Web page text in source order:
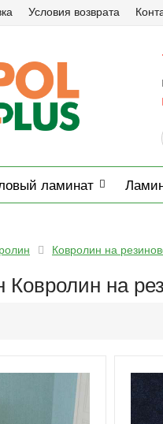
Условия возврата
ламинат
Ковролин на
Ковролин на